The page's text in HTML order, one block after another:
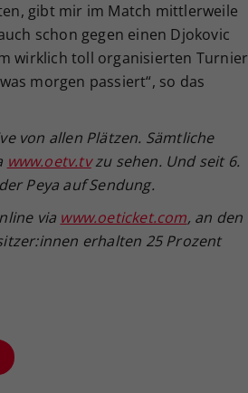
gibt mir im Match mittlerweile
schon gegen einen Djokovic
wirklich toll organisierten Turnier
morgen passiert“, so das
von allen Plätzen. Sämtliche
www.oetv.tvzu sehen. Und seit 6.
Peya auf Sendung.
via www.oeticket.com, an den
erhalten 25 Prozent